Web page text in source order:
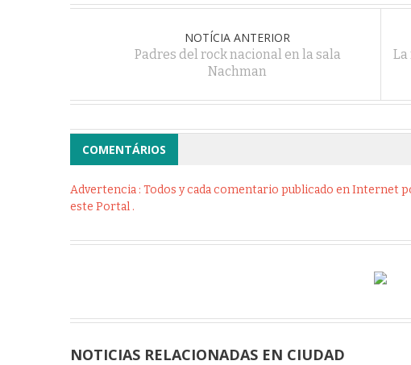
NOTÍCIA ANTERIOR
Padres del rock nacional en la sala
Nachman
La
COMENTÁRIOS
Advertencia : Todos y cada comentario publicado en Internet
este Portal .
NOTICIAS RELACIONADAS EN CIUDAD